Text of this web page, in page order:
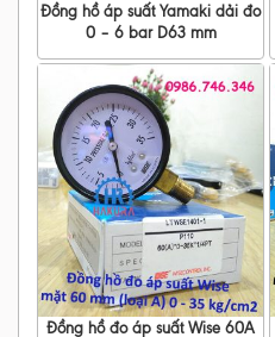
Đồng hồ áp suất Yamaki dải đo
0 – 6 bar D63 mm
Đồng hồ đo áp suất Wise 60A